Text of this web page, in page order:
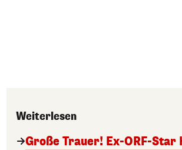
Weiterlesen
Große Trauer! Ex-ORF-Star